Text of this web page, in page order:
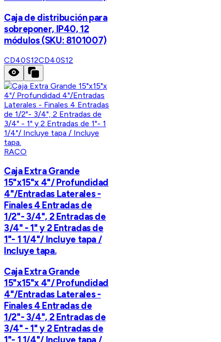
Caja de distribución para
sobreponer, IP40, 12
módulos (SKU: 8101007)
CD40S12CD40S12
RACO
Caja Extra Grande
15"x15"x 4"/ Profundidad
4"/Entradas Laterales -
Finales 4 Entradas de
1/2"- 3/4", 2 Entradas de
3/4" - 1" y 2 Entradas de
1"- 1 1/4"/ Incluye tapa /
Incluye tapa.
Caja Extra Grande
15"x15"x 4"/ Profundidad
4"/Entradas Laterales -
Finales 4 Entradas de
1/2"- 3/4", 2 Entradas de
3/4" - 1" y 2 Entradas de